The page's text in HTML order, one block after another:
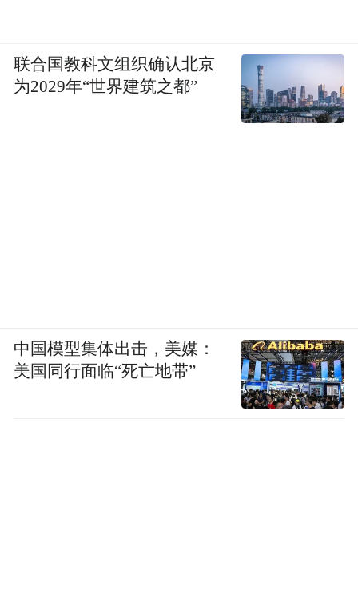
联合国教科文组织确认北京
为2029年“世界建筑之都”
中国模型集体出击，美媒：
美国同行面临“死亡地带”